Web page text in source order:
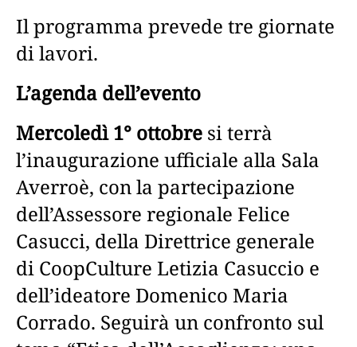
Il programma prevede tre giornate
di lavori.
L’agenda dell’evento
Mercoledì 1° ottobre si terrà
l’inaugurazione ufficiale alla Sala
Averroè, con la partecipazione
dell’Assessore regionale Felice
Casucci, della Direttrice generale
di CoopCulture Letizia Casuccio e
dell’ideatore Domenico Maria
Corrado. Seguirà un confronto sul